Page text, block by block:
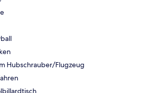
Hubschrauber/Flugzeug